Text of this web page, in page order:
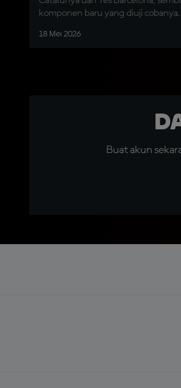
komponen baru yang diuji cobanya.
18 Mei 2026
Buat akun